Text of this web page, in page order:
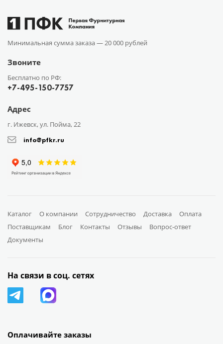
Минимальная сумма заказа — 20 000 рублей
Звоните
Бесплатно по РФ:
+7-495-150-7757
Адрес
г. Ижевск, ул. Пойма, 22
info@pfkr.ru
Каталог О компании Сотрудничество Доставка
Оплата
Поставщикам
Блог Контакты Отзывы
Вопрос-ответ
Документы
Оплачивайте заказы
На связи в соц. сетях